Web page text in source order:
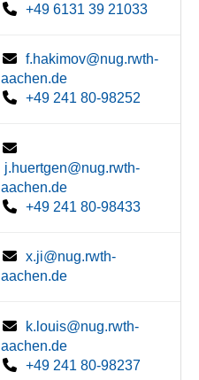
+49 6131 39 21033
f.hakimov@nug.rwth-
aachen.de
+49 241 80-98252
j.huertgen@nug.rwth-
aachen.de
+49 241 80-98433
x.ji@nug.rwth-
aachen.de
k.louis@nug.rwth-
aachen.de
+49 241 80-98237